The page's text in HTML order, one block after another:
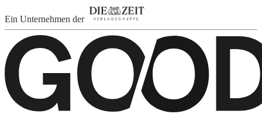
Ein Unternehmen der